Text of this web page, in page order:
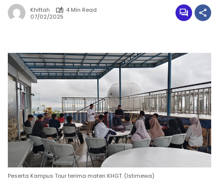
Khittah
4 Min Read
07/02/2025
Peserta Kampus Tour terima materi KHGT. (Istimewa)